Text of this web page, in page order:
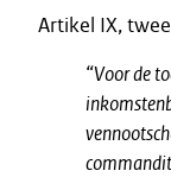
Artikel IX,
“Voor de